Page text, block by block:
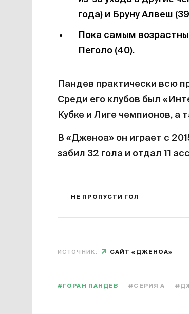
года) и Бруну Алвеш
Пока самым
Пеголо (40).
Пандев практически всю
Среди его клубов был
Кубке и Лиге чемпионов, а
В «Дженоа» он играет с
забил 32 гола и отдал 11
НЕ ПРОПУСТИ ГОЛ
ИСТОЧНИК: САЙТ «ДЖЕНОА»
#ГОРАН ПАНДЕВ #СЕРИЯ А